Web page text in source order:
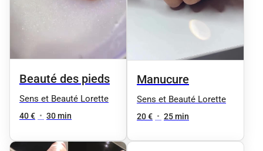
Beauté des pieds
Sens et Beauté Lorette
40 € • 30 min
Manucure
Sens et Beauté Lorette
20 € • 25 min